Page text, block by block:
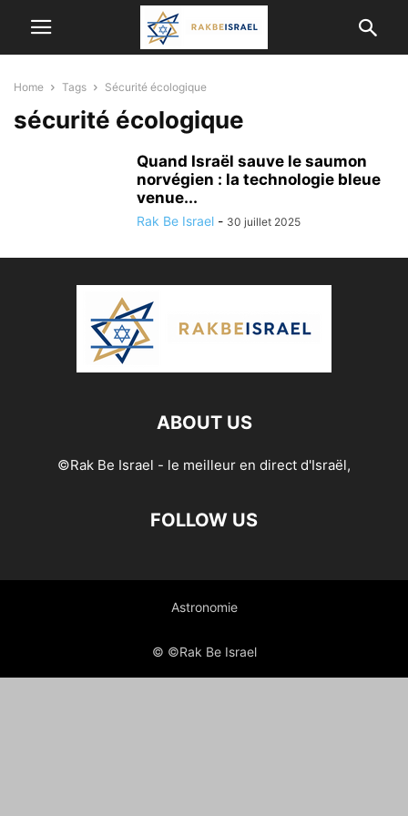
Home Tags Sécurité écologique
sécurité écologique
Quand Israël sauve le saumon
norvégien : la technologie bleue
venue...
Rak Be Israel - 30 juillet 2025
ABOUT US
©Rak Be Israel - le meilleur en direct d'Israël,
FOLLOW US
Astronomie
© ©Rak Be Israel